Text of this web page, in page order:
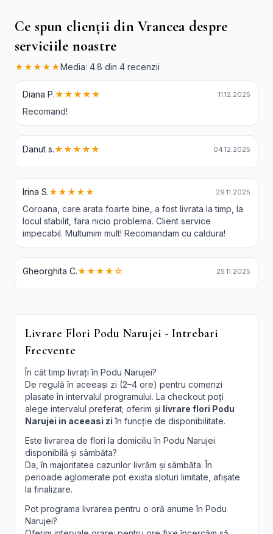
Ce spun clienții din Vrancea despre
serviciile noastre
★★★★★Media: 4.8 din 4 recenzii
Diana P.★★★★★ 11.12.2025
Recomand!
Danut s.★★★★★ 04.12.2025
Irina S.★★★★★ 29.11.2025
Coroana, care arata foarte bine, a fost livrata la timp, la
locul stabilit, fara nicio problema. Client service
impecabil. Multumim mult! Recomandam cu caldura!
Gheorghita C.★★★★☆ 25.11.2025
Livrare Flori Podu Narujei - Intrebari
Frecvente
În cât timp livrați în Podu Narujei?
De regulă în aceeași zi (2–4 ore) pentru comenzi
plasate în intervalul programului. La checkout poți
alege intervalul preferat; oferim și livrare flori Podu
Narujei in aceeasi zi în funcție de disponibilitate.
Este livrarea de flori la domiciliu în Podu Narujei
disponibilă și sâmbăta?
Da, în majoritatea cazurilor livrăm și sâmbăta. În
perioade aglomerate pot exista sloturi limitate, afișate
la finalizare.
Pot programa livrarea pentru o oră anume în Podu
Narujei?